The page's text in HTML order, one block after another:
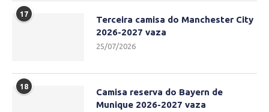
17
Terceira camisa do Manchester City
2026-2027 vaza
25/07/2026
18
Camisa reserva do Bayern de
Munique 2026-2027 vaza